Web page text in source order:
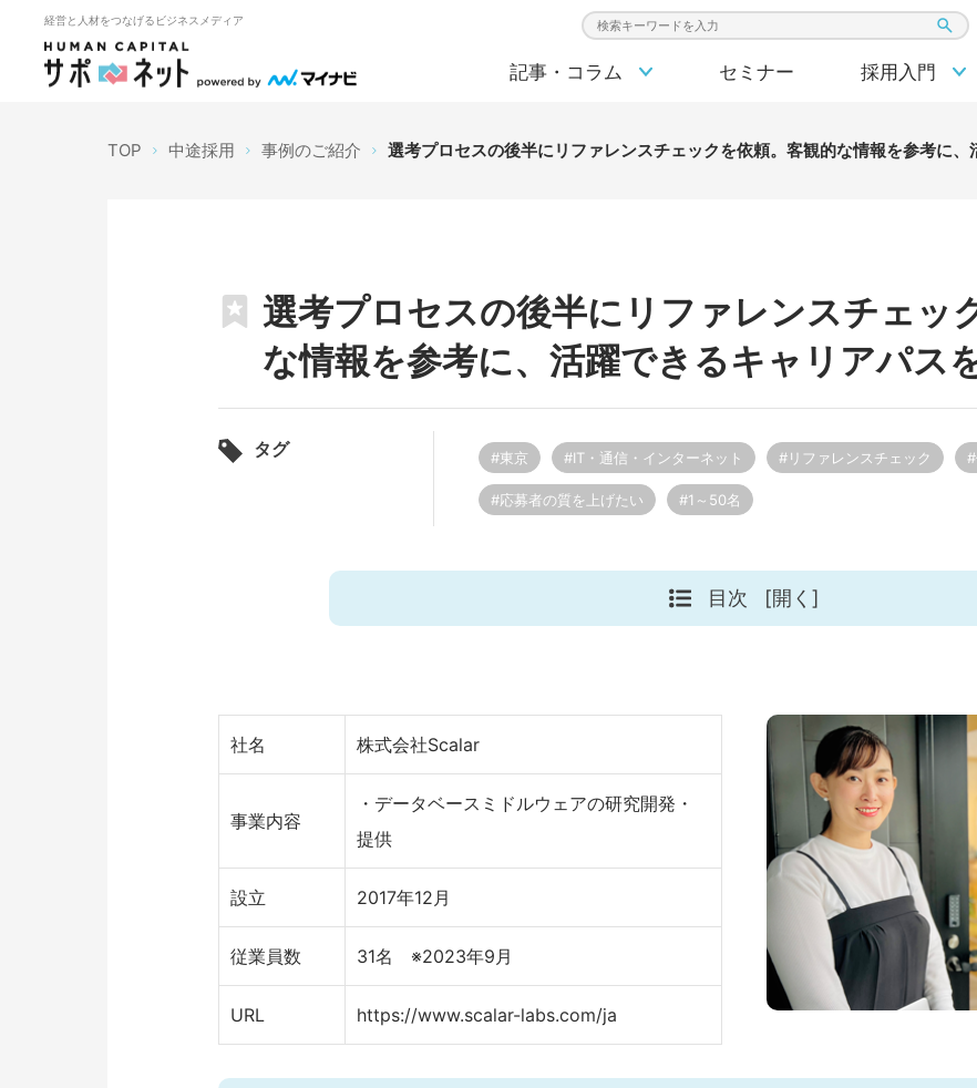
経営と人材をつなげるビジネスメディア
検索キーワード入力
記事・コラム セミナー 採用入門
TOP 中途採用 事例のご紹介 選考プロセスの後半にリファレンスチェックを依頼。客観的な情報を参考に、
選考プロセスの後半にリファレンスチェッ
な情報を参考に、活躍できるキャリアパス
タグ #東京 #IT・通信・インターネット #リファレンスチェック
#応募者の質を上げたい #1～50名
目次 [開く]
社名 株式会社Scalar
事業内容
・データベースミドルウェアの研究開発・
提供
設立 2017年12月
従業員数 31名 ※2023年9月
URL https://www.scalar-labs.com/ja